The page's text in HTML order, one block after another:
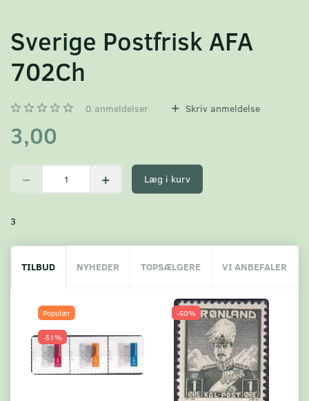
Sverige Postfrisk AFA
702Ch
0 anmeldelser Skriv anmeldelse
3,00
Læg i kurv
3
TILBUD NYHEDER TOPSÆLGERE VI ANBEFALER
Populær
-51%
-50%